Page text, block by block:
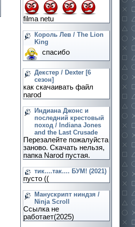
filma netu
Король Лев / The Lion
King
спасибо
Декстер / Dexter [6
сезон]
как скачаивать файл
narod
Индиана Джонс и
последний крестовый
поход / Indiana Jones
and the Last Crusade
Перезалейте пожалуйста
заново. Скачать нельзя,
папка Narod пустая.
тик....так.... БУМ! (2021)
пусто ((
Манускрипт ниндзя /
Ninja Scroll
Ссылка не
работает(2025)